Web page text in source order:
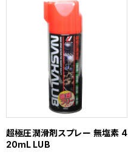
超極圧潤滑剤スプレー 無塩素 4
20mL LUB